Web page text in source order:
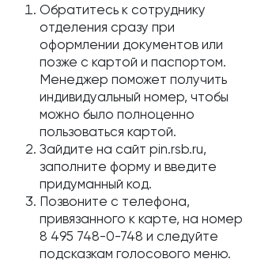
Обратитесь к сотруднику
отделения сразу при
оформлении документов или
позже с картой и паспортом.
Менеджер поможет получить
индивидуальный номер, чтобы
можно было полноценно
пользоваться картой.
Зайдите на сайт pin.rsb.ru,
заполните форму и введите
придуманный код.
Позвоните с телефона,
привязанного к карте, на номер
8 495 748-0-748 и следуйте
подсказкам голосового меню.